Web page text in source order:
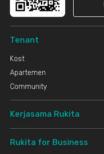
Tenant
Kost
Apartemen
Community
Kerjasama Rukita
Rukita for Business